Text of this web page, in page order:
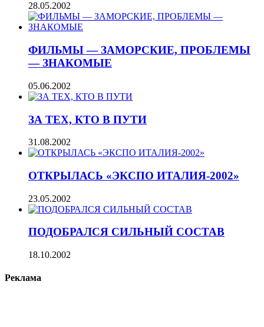
28.05.2002
ФИЛЬМЫ — ЗАМОРСКИЕ, ПРОБЛЕМЫ
— ЗНАКОМЫЕ
05.06.2002
ЗА ТЕХ, КТО В ПУТИ
31.08.2002
ОТКРЫЛАСЬ «ЭКСПО ИТАЛИЯ-2002»
23.05.2002
ПОДОБРАЛСЯ СИЛЬНЫЙ СОСТАВ
18.10.2002
Реклама